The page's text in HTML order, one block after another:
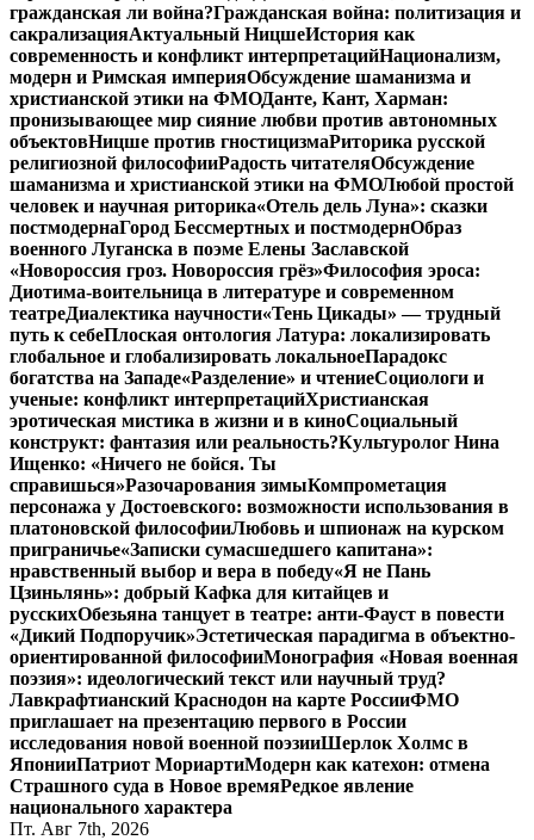
гражданская ли война?Гражданская война: политизация и
сакрализацияАктуальный НицшеИстория как
современность и конфликт интерпретацийНационализм,
модерн и Римская империяОбсуждение шаманизма и
христианской этики на ФМОДанте, Кант, Харман:
пронизывающее мир сияние любви против автономных
объектовНицше против гностицизмаРиторика русской
религиозной философииРадость читателяОбсуждение
шаманизма и христианской этики на ФМОЛюбой простой
человек и научная риторика«Отель дель Луна»: сказки
постмодернаГород Бессмертных и постмодернОбраз
военного Луганска в поэме Елены Заславской
«Новороссия гроз. Новороссия грёз»Философия эроса:
Диотима-воительница в литературе и современном
театреДиалектика научности«Тень Цикады» — трудный
путь к себеПлоская онтология Латура: локализировать
глобальное и глобализировать локальноеПарадокс
богатства на Западе«Разделение» и чтениеСоциологи и
ученые: конфликт интерпретацийХристианская
эротическая мистика в жизни и в киноСоциальный
конструкт: фантазия или реальность?Культуролог Нина
Ищенко: «Ничего не бойся. Ты
справишься»Разочарования зимыКомпрометация
персонажа у Достоевского: возможности использования в
платоновской философииЛюбовь и шпионаж на курском
приграничье«Записки сумасшедшего капитана»:
нравственный выбор и вера в победу«Я не Пань
Цзиньлянь»: добрый Кафка для китайцев и
русскихОбезьяна танцует в театре: анти-Фауст в повести
«Дикий Подпоручик»Эстетическая парадигма в объектно-
ориентированной философииМонография «Новая военная
поэзия»: идеологический текст или научный труд?
Лавкрафтианский Краснодон на карте РоссииФМО
приглашает на презентацию первого в России
исследования новой военной поэзииШерлок Холмс в
ЯпонииПатриот МориартиМодерн как катехон: отмена
Страшного суда в Новое времяРедкое явление
национального характера
Пт. Авг 7th, 2026